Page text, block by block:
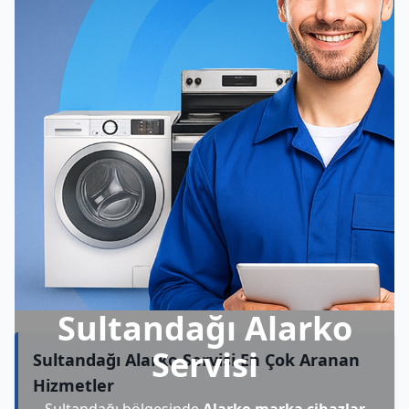
Sultandağı Alarko
Servisi
Sultandağı Alarko Servisi En Çok Aranan
Hizmetler